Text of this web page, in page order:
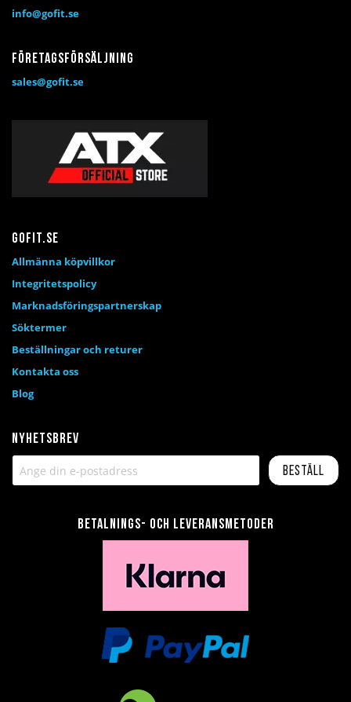
Nyhetsbrev
Beställ
info@gofit.se
Företagsförsäljning
sales@gofit.se
Betalnings- och leveransmetoder
Gofit.se
Allmänna köpvillkor
Integritetspolicy
Marknadsföringspartnerskap
Söktermer
Beställningar och returer
Kontakta oss
Blog